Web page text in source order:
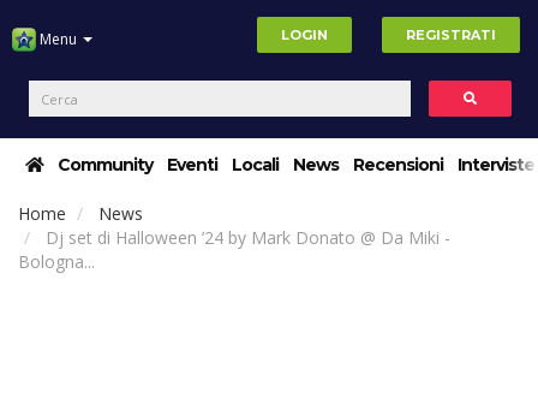
Menu LOGIN REGISTRATI
Community Eventi Locali News Recensioni Interviste
Home
News
Dj set di Halloween ’24 by Mark Donato @ Da Miki -
Bologna...